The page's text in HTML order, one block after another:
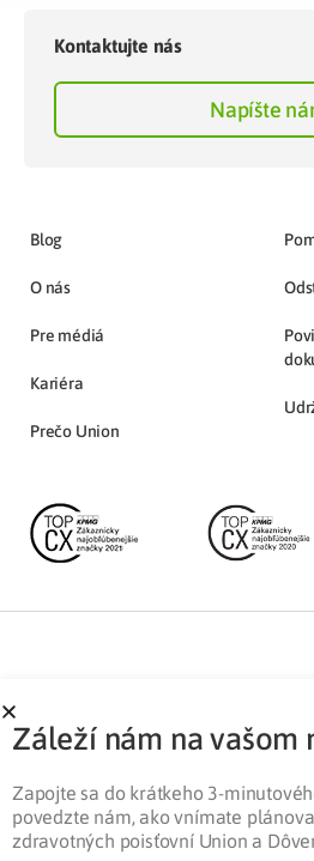
Kontaktujte nás
Napíšte
Blog
O nás
Pre médiá
Kariéra
Prečo Union
Partnerská zóna
Záleží nám na vašom
Zapojte sa do krátkeho 3-
povedzte nám, ako vnímate
zdravotných poisťovní Union a